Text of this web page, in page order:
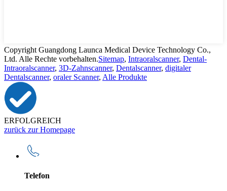
Copyright Guangdong Launca Medical Device Technology Co.,
Ltd. Alle Rechte vorbehalten.Sitemap, Intraoralscanner, Dental-
Intraoralscanner, 3D-Zahnscanner, Dentalscanner, digitaler
Dentalscanner, oraler Scanner, Alle Produkte
ERFOLGREICH
zurück zur Homepage
Telefon